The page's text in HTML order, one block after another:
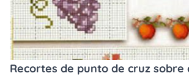
Recortes de punto de cruz sobre